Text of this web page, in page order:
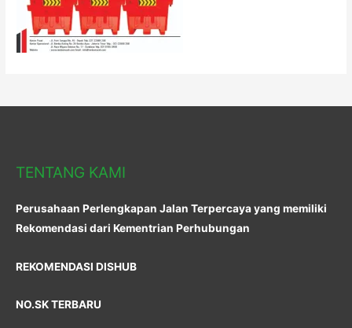
TENTANG KAMI
Perusahaan Perlengkapan Jalan Terpercaya yang memiliki
Rekomendasi dari Kementrian Perhubungan
REKOMENDASI DISHUB
NO.SK TERBARU